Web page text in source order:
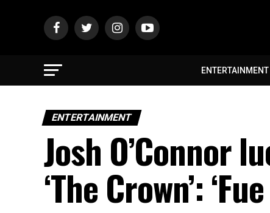
ENTERTAINMENT
ENTERTAINMENT
Josh O’Connor
‘The Crown’: